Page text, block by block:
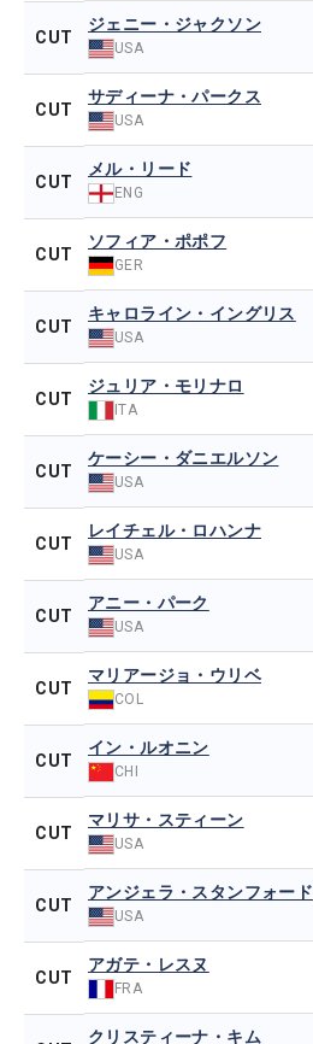
CUT
ジェニー・ジャクソン
USA
CUT
サディーナ・パークス
USA
CUT
メル・リード
ENG
CUT
ソフィア・ポポフ
GER
CUT
キャロライン・イングリス
USA
CUT
ジュリア・モリナロ
ITA
CUT
ケーシー・ダニエルソン
USA
CUT
レイチェル・ロハンナ
USA
CUT
アニー・パーク
USA
CUT
マリアージョ・ウリベ
COL
CUT
イン・ルオニン
CHI
CUT
マリサ・スティーン
USA
CUT
アンジェラ・スタンフォード
USA
CUT
アガテ・レスヌ
FRA
クリスティーナ・キム